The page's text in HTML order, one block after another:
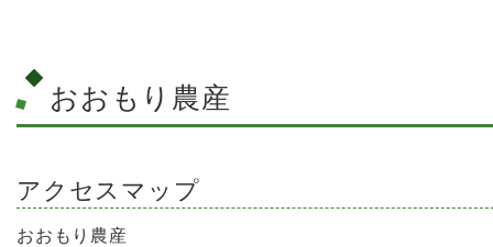
おおもり農産
アクセスマップ
おおもり農産